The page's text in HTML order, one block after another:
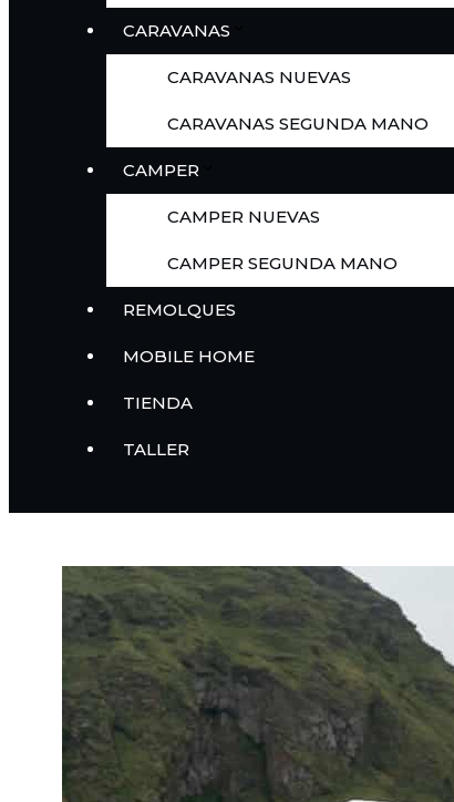
CARAVANAS
CARAVANAS NUEVAS
CARAVANAS SEGUNDA MANO
CAMPER
CAMPER NUEVAS
CAMPER SEGUNDA MANO
REMOLQUES
MOBILE HOME
TIENDA
TALLER